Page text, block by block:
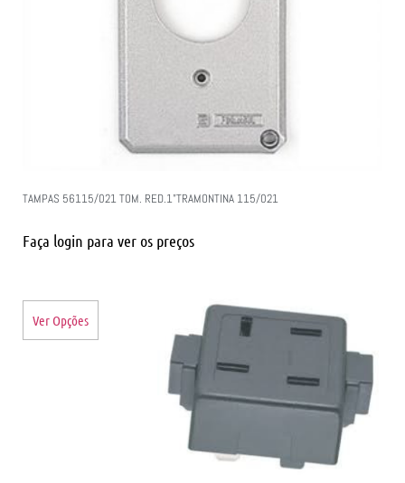
TAMPAS 56115/021 TOM. RED.1”TRAMONTINA 115/021
Faça login para ver os preços
Ver Opções